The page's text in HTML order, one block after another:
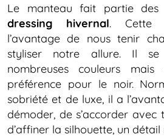
Le manteau fait partie des
dressing hivernal. Cette
l’avantage de nous tenir
styliser notre allure. Il
nombreuses couleurs
préférence pour le noir.
sobriété et de luxe, il a
démoder, de s’accorder
d’affiner la silhouette, un